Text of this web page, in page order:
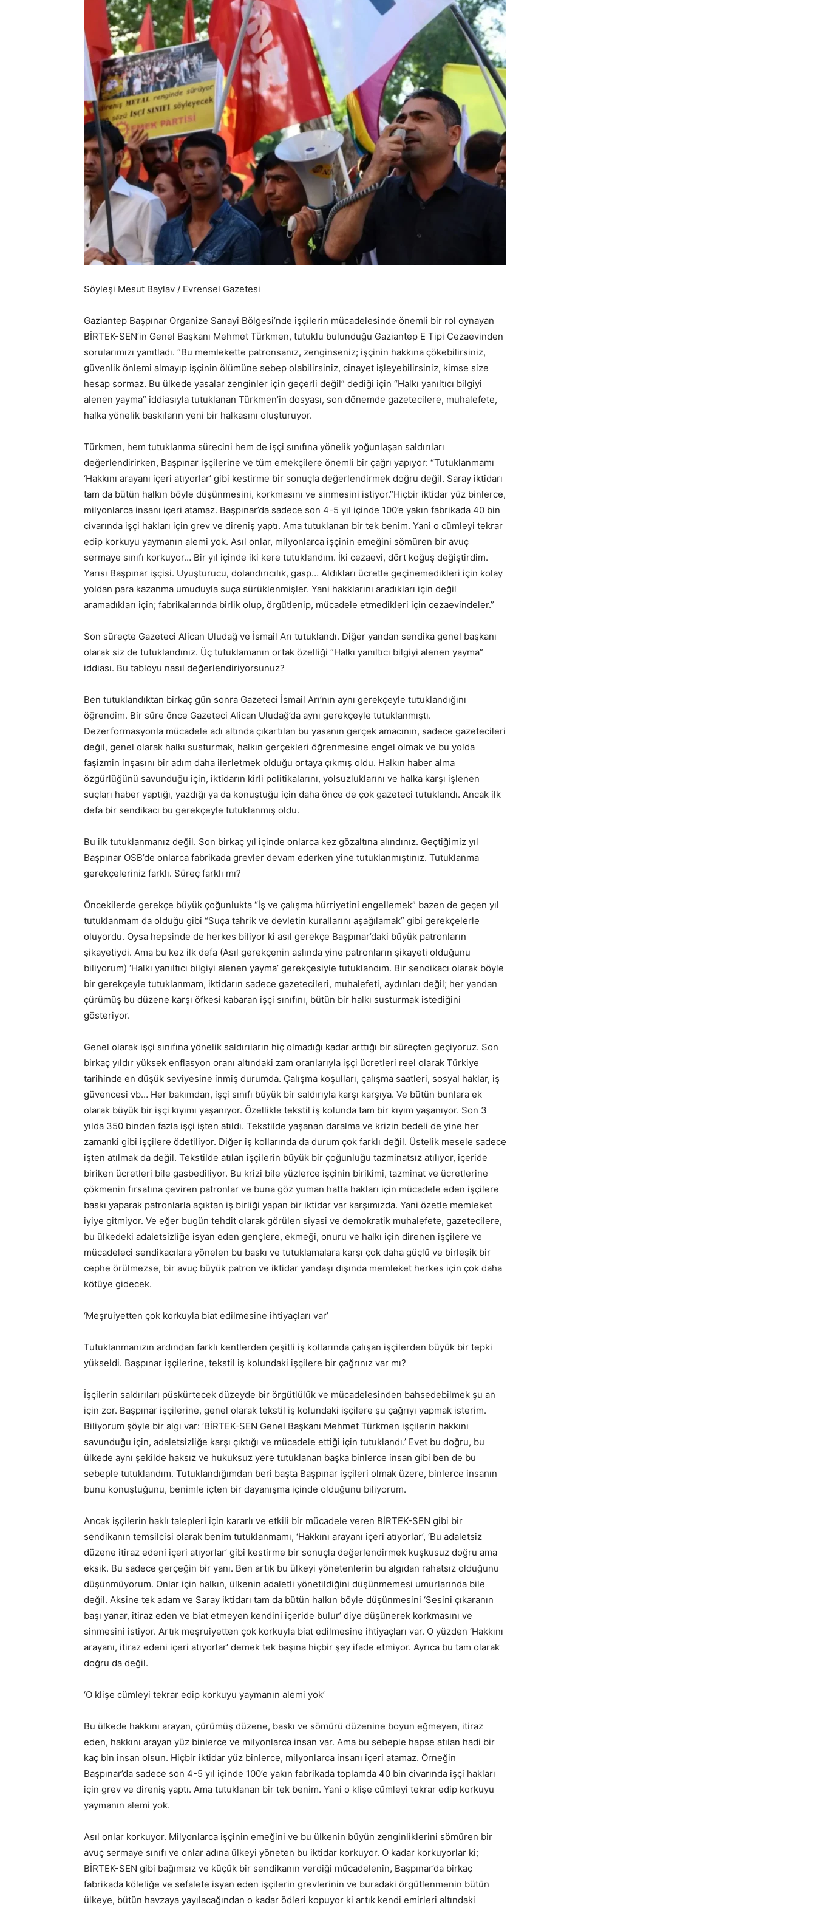
Söyleşi Mesut Baylav / Evrensel Gazetesi
Gaziantep Başpınar Organize Sanayi Bölgesi’nde işçilerin mücadelesinde önemli bir rol oynayan
BİRTEK-SEN’in Genel Başkanı Mehmet Türkmen, tutuklu bulunduğu Gaziantep E Tipi Cezaevinden
sorularımızı yanıtladı. “Bu memlekette patronsanız, zenginseniz; işçinin hakkına çökebilirsiniz,
güvenlik önlemi almayıp işçinin ölümüne sebep olabilirsiniz, cinayet işleyebilirsiniz, kimse size
hesap sormaz. Bu ülkede yasalar zenginler için geçerli değil” dediği için “Halkı yanıltıcı bilgiyi
alenen yayma” iddiasıyla tutuklanan Türkmen’in dosyası, son dönemde gazetecilere, muhalefete,
halka yönelik baskıların yeni bir halkasını oluşturuyor.
Türkmen, hem tutuklanma sürecini hem de işçi sınıfına yönelik yoğunlaşan saldırıları
değerlendirirken, Başpınar işçilerine ve tüm emekçilere önemli bir çağrı yapıyor: “Tutuklanmamı
‘Hakkını arayanı içeri atıyorlar’ gibi kestirme bir sonuçla değerlendirmek doğru değil. Saray iktidarı
tam da bütün halkın böyle düşünmesini, korkmasını ve sinmesini istiyor.”Hiçbir iktidar yüz binlerce,
milyonlarca insanı içeri atamaz. Başpınar’da sadece son 4-5 yıl içinde 100’e yakın fabrikada 40 bin
civarında işçi hakları için grev ve direniş yaptı. Ama tutuklanan bir tek benim. Yani o cümleyi tekrar
edip korkuyu yaymanın alemi yok. Asıl onlar, milyonlarca işçinin emeğini sömüren bir avuç
sermaye sınıfı korkuyor… Bir yıl içinde iki kere tutuklandım. İki cezaevi, dört koğuş değiştirdim.
Yarısı Başpınar işçisi. Uyuşturucu, dolandırıcılık, gasp… Aldıkları ücretle geçinemedikleri için kolay
yoldan para kazanma umuduyla suça sürüklenmişler. Yani hakklarını aradıkları için değil
aramadıkları için; fabrikalarında birlik olup, örgütlenip, mücadele etmedikleri için cezaevindeler.”
Son süreçte Gazeteci Alican Uludağ ve İsmail Arı tutuklandı. Diğer yandan sendika genel başkanı
olarak siz de tutuklandınız. Üç tutuklamanın ortak özelliği “Halkı yanıltıcı bilgiyi alenen yayma”
iddiası. Bu tabloyu nasıl değerlendiriyorsunuz?
Ben tutuklandıktan birkaç gün sonra Gazeteci İsmail Arı’nın aynı gerekçeyle tutuklandığını
öğrendim. Bir süre önce Gazeteci Alican Uludağ’da aynı gerekçeyle tutuklanmıştı.
Dezerformasyonla mücadele adı altında çıkartılan bu yasanın gerçek amacının, sadece gazetecileri
değil, genel olarak halkı susturmak, halkın gerçekleri öğrenmesine engel olmak ve bu yolda
faşizmin inşasını bir adım daha ilerletmek olduğu ortaya çıkmış oldu. Halkın haber alma
özgürlüğünü savunduğu için, iktidarın kirli politikalarını, yolsuzluklarını ve halka karşı işlenen
suçları haber yaptığı, yazdığı ya da konuştuğu için daha önce de çok gazeteci tutuklandı. Ancak ilk
defa bir sendikacı bu gerekçeyle tutuklanmış oldu.
Bu ilk tutuklanmanız değil. Son birkaç yıl içinde onlarca kez gözaltına alındınız. Geçtiğimiz yıl
Başpınar OSB’de onlarca fabrikada grevler devam ederken yine tutuklanmıştınız. Tutuklanma
gerekçeleriniz farklı. Süreç farklı mı?
Öncekilerde gerekçe büyük çoğunlukta “İş ve çalışma hürriyetini engellemek” bazen de geçen yıl
tutuklanmam da olduğu gibi “Suça tahrik ve devletin kurallarını aşağılamak” gibi gerekçelerle
oluyordu. Oysa hepsinde de herkes biliyor ki asıl gerekçe Başpınar’daki büyük patronların
şikayetiydi. Ama bu kez ilk defa (Asıl gerekçenin aslında yine patronların şikayeti olduğunu
biliyorum) ‘Halkı yanıltıcı bilgiyi alenen yayma’ gerekçesiyle tutuklandım. Bir sendikacı olarak böyle
bir gerekçeyle tutuklanmam, iktidarın sadece gazetecileri, muhalefeti, aydınları değil; her yandan
çürümüş bu düzene karşı öfkesi kabaran işçi sınıfını, bütün bir halkı susturmak istediğini
gösteriyor.
Genel olarak işçi sınıfına yönelik saldırıların hiç olmadığı kadar arttığı bir süreçten geçiyoruz. Son
birkaç yıldır yüksek enflasyon oranı altındaki zam oranlarıyla işçi ücretleri reel olarak Türkiye
tarihinde en düşük seviyesine inmiş durumda. Çalışma koşulları, çalışma saatleri, sosyal haklar, iş
güvencesi vb… Her bakımdan, işçi sınıfı büyük bir saldırıyla karşı karşıya. Ve bütün bunlara ek
olarak büyük bir işçi kıyımı yaşanıyor. Özellikle tekstil iş kolunda tam bir kıyım yaşanıyor. Son 3
yılda 350 binden fazla işçi işten atıldı. Tekstilde yaşanan daralma ve krizin bedeli de yine her
zamanki gibi işçilere ödetiliyor. Diğer iş kollarında da durum çok farklı değil. Üstelik mesele sadece
işten atılmak da değil. Tekstilde atılan işçilerin büyük bir çoğunluğu tazminatsız atılıyor, içeride
biriken ücretleri bile gasbediliyor. Bu krizi bile yüzlerce işçinin birikimi, tazminat ve ücretlerine
çökmenin fırsatına çeviren patronlar ve buna göz yuman hatta hakları için mücadele eden işçilere
baskı yaparak patronlarla açıktan iş birliği yapan bir iktidar var karşımızda. Yani özetle memleket
iyiye gitmiyor. Ve eğer bugün tehdit olarak görülen siyasi ve demokratik muhalefete, gazetecilere,
bu ülkedeki adaletsizliğe isyan eden gençlere, ekmeği, onuru ve halkı için direnen işçilere ve
mücadeleci sendikacılara yönelen bu baskı ve tutuklamalara karşı çok daha güçlü ve birleşik bir
cephe örülmezse, bir avuç büyük patron ve iktidar yandaşı dışında memleket herkes için çok daha
kötüye gidecek.
‘Meşruiyetten çok korkuyla biat edilmesine ihtiyaçları var’
Tutuklanmanızın ardından farklı kentlerden çeşitli iş kollarında çalışan işçilerden büyük bir tepki
yükseldi. Başpınar işçilerine, tekstil iş kolundaki işçilere bir çağrınız var mı?
İşçilerin saldırıları püskürtecek düzeyde bir örgütlülük ve mücadelesinden bahsedebilmek şu an
için zor. Başpınar işçilerine, genel olarak tekstil iş kolundaki işçilere şu çağrıyı yapmak isterim.
Biliyorum şöyle bir algı var: ‘BİRTEK-SEN Genel Başkanı Mehmet Türkmen işçilerin hakkını
savunduğu için, adaletsizliğe karşı çıktığı ve mücadele ettiği için tutuklandı.’ Evet bu doğru, bu
ülkede aynı şekilde haksız ve hukuksuz yere tutuklanan başka binlerce insan gibi ben de bu
sebeple tutuklandım. Tutuklandığımdan beri başta Başpınar işçileri olmak üzere, binlerce insanın
bunu konuştuğunu, benimle içten bir dayanışma içinde olduğunu biliyorum.
Ancak işçilerin haklı talepleri için kararlı ve etkili bir mücadele veren BİRTEK-SEN gibi bir
sendikanın temsilcisi olarak benim tutuklanmamı, ‘Hakkını arayanı içeri atıyorlar’, ‘Bu adaletsiz
düzene itiraz edeni içeri atıyorlar’ gibi kestirme bir sonuçla değerlendirmek kuşkusuz doğru ama
eksik. Bu sadece gerçeğin bir yanı. Ben artık bu ülkeyi yönetenlerin bu algıdan rahatsız olduğunu
düşünmüyorum. Onlar için halkın, ülkenin adaletli yönetildiğini düşünmemesi umurlarında bile
değil. Aksine tek adam ve Saray iktidarı tam da bütün halkın böyle düşünmesini ‘Sesini çıkaranın
başı yanar, itiraz eden ve biat etmeyen kendini içeride bulur’ diye düşünerek korkmasını ve
sinmesini istiyor. Artık meşruiyetten çok korkuyla biat edilmesine ihtiyaçları var. O yüzden ‘Hakkını
arayanı, itiraz edeni içeri atıyorlar’ demek tek başına hiçbir şey ifade etmiyor. Ayrıca bu tam olarak
doğru da değil.
‘O klişe cümleyi tekrar edip korkuyu yaymanın alemi yok’
Bu ülkede hakkını arayan, çürümüş düzene, baskı ve sömürü düzenine boyun eğmeyen, itiraz
eden, hakkını arayan yüz binlerce ve milyonlarca insan var. Ama bu sebeple hapse atılan hadi bir
kaç bin insan olsun. Hiçbir iktidar yüz binlerce, milyonlarca insanı içeri atamaz. Örneğin
Başpınar’da sadece son 4-5 yıl içinde 100’e yakın fabrikada toplamda 40 bin civarında işçi hakları
için grev ve direniş yaptı. Ama tutuklanan bir tek benim. Yani o klişe cümleyi tekrar edip korkuyu
yaymanın alemi yok.
Asıl onlar korkuyor. Milyonlarca işçinin emeğini ve bu ülkenin büyün zenginliklerini sömüren bir
avuç sermaye sınıfı ve onlar adına ülkeyi yöneten bu iktidar korkuyor. O kadar korkuyorlar ki;
BİRTEK-SEN gibi bağımsız ve küçük bir sendikanın verdiği mücadelenin, Başpınar’da birkaç
fabrikada köleliğe ve sefalete isyan eden işçilerin grevlerinin ve buradaki örgütlenmenin bütün
ülkeye, bütün havzaya yayılacağından o kadar ödleri kopuyor ki artık kendi emirleri altındaki